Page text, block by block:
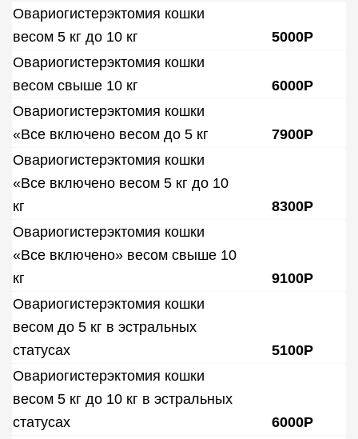
Овариогистерэктомия кошки
весом 5 кг до 10 кг
5000Р
Овариогистерэктомия кошки
весом свыше 10 кг
6000Р
Овариогистерэктомия кошки
«Все включено весом до 5 кг
7900Р
Овариогистерэктомия кошки
«Все включено весом 5 кг до 10
кг
8300Р
Овариогистерэктомия кошки
«Все включено» весом свыше 10
кг
9100Р
Овариогистерэктомия кошки
весом до 5 кг в эстральных
статусах
5100Р
Овариогистерэктомия кошки
весом 5 кг до 10 кг в эстральных
статусах
6000Р